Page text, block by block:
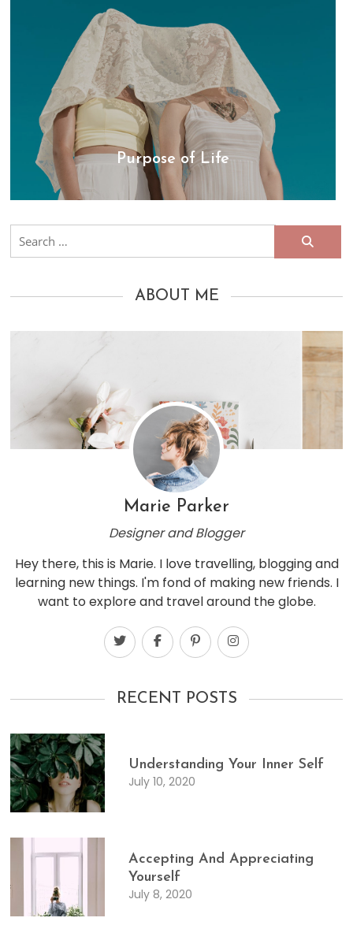
Purpose of Life
Search
for:
ABOUT ME
Marie Parker
Designer and Blogger
Hey there, this is Marie. I love travelling, blogging and
learning new things. I'm fond of making new friends. I
want to explore and travel around the globe.
RECENT POSTS
Understanding Your Inner Self
July 10, 2020
Accepting And Appreciating
Yourself
July 8, 2020